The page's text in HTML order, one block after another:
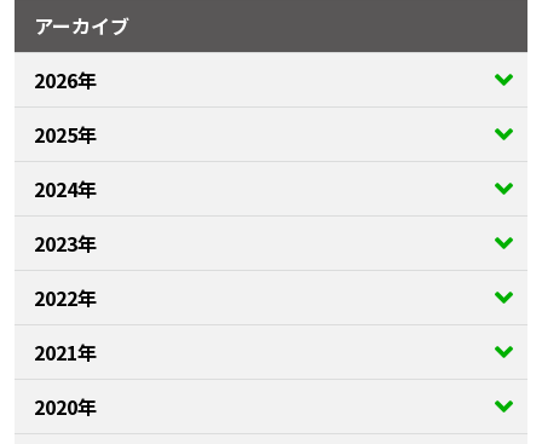
アーカイブ
2026年
2025年
2024年
2023年
2022年
2021年
2020年